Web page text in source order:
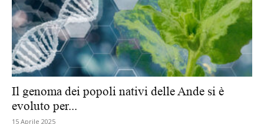
Il genoma dei popoli nativi delle Ande si è
evoluto per...
15 Aprile 2025